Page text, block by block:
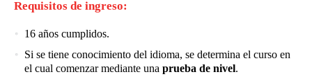
Requisitos de ingreso:
16 años cumplidos.
Si se tiene conocimiento del idioma, se determina el curso en
el cual comenzar mediante una prueba de nivel.